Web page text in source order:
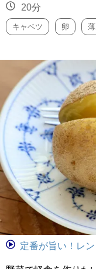
20分
キャベツ 卵
定番が旨い！レ